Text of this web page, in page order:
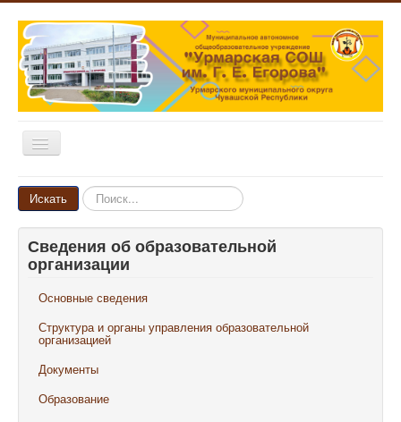
Включить/
выключить
Главная
Объявления
Родителям и ученикам
Педагогам и сотрудникам
Выпускникам
Наши достижения
Искать Искать...
Сведения об образовательной
организации
Основные сведения
Структура и органы управления образовательной
организацией
Документы
Образование